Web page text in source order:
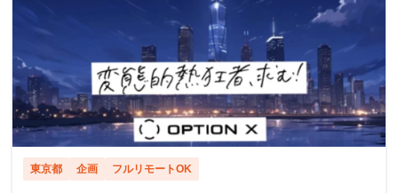
東京都 企画 フルリモートOK